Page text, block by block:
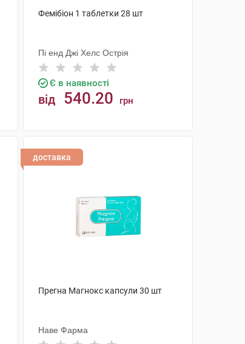
Фемібіон 1 таблетки 28 шт
Пі енд Джі Хелс Острія
Є в наявності
від 540.20 грн
доставка
Прегна Магнокс капсули 30 шт
Наве Фарма